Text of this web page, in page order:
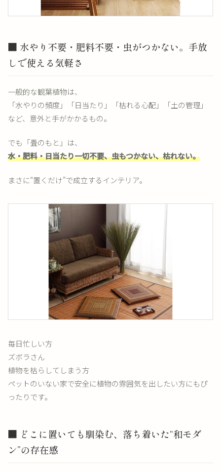
■ 水やり不要・肥料不要・虫がつかない。手放
しで使える気軽さ
一般的な観葉植物は、
「水やりの頻度」「日当たり」「枯れる心配」「土の管理」
など、意外と手がかかるもの。
でも「畳のもと」は、
水・肥料・日当たり一切不要、虫もつかない、枯れない。
まさに“置くだけ”で成立するインテリア。
毎日忙しい方
ズボラさん
植物を枯らしてしまう方
ペットのいない家で安全に植物の雰囲気を出したい方にもぴ
ったりです。
■ どこに置いても馴染む、落ち着いた“和モダ
ン”の存在感